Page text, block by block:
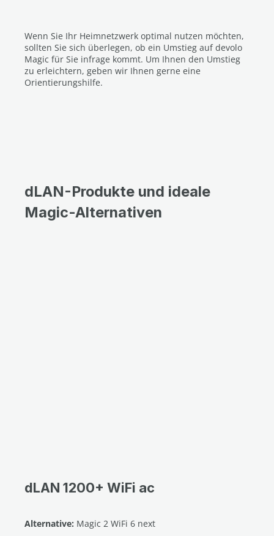
Wenn Sie Ihr Heimnetzwerk optimal nutzen möchten,
sollten Sie sich überlegen, ob ein Umstieg auf devolo
Magic für Sie infrage kommt. Um Ihnen den Umstieg
zu erleichtern, geben wir Ihnen gerne eine
Orientierungshilfe.
dLAN-Produkte und ideale
Magic-Alternativen
dLAN 1200+ WiFi ac
Alternative: Magic 2 WiFi 6 next